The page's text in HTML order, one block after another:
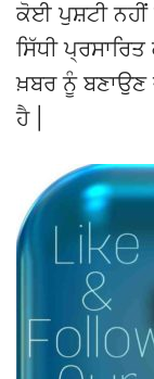
ਕੋਈ ਪੁਸ਼ਟੀ ਨਹੀਂ
ਸਿੱਧੀ
ਖ਼ਬਰ ਨੂੰ ਬਣਾਉਣ
ਹੈ |